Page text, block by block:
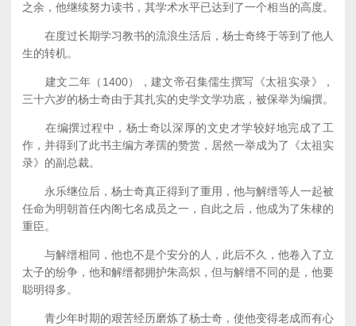
之余，他继续努力读书，其学术水平已达到了一个相当的高度。
在度过长期学习教书的流浪生活后，杨士奇终于等到了他人
生的转机。
建文二年（1400），建文帝召集儒生撰写《太祖实录》，
三十六岁的杨士奇由于其扎实的史学文学功底，被保举为编撰。
在编撰过程中，杨士奇以深厚的文史才学较好地完成了工
作，并得到了此书主编方孝孺的赞赏，居然一举成为了《太祖实
录》的副总裁。
永乐继位后，杨士奇真正得到了重用，他与解缙等人一起被
任命为明朝首任内阁七名成员之一，自此之后，他成为了朱棣的
重臣。
与解缙相同，他也不是个安分的人，此后不久，他卷入了立
太子的纷争，他和解缙都拥护朱高炽，但与解缙不同的是，他要
聪明得多。
青少年时期的艰苦经历磨炼了杨士奇，使他变得老成而有心